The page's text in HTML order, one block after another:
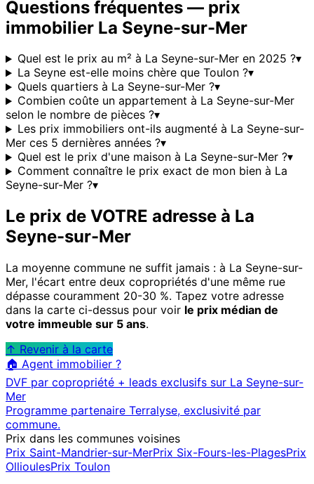
Questions fréquentes — prix
immobilier La Seyne-sur-Mer
Quel est le prix au m² à La Seyne-sur-Mer en 2025 ?▾
La Seyne est-elle moins chère que Toulon ?▾
Quels quartiers à La Seyne-sur-Mer ?▾
Combien coûte un appartement à La Seyne-sur-Mer
selon le nombre de pièces ?▾
Les prix immobiliers ont-ils augmenté à La Seyne-sur-
Mer ces 5 dernières années ?▾
Quel est le prix d'une maison à La Seyne-sur-Mer ?▾
Comment connaître le prix exact de mon bien à La
Seyne-sur-Mer ?▾
Le prix de VOTRE adresse à La
Seyne-sur-Mer
La moyenne commune ne suffit jamais : à La Seyne-sur-
Mer, l'écart entre deux copropriétés d'une même rue
dépasse couramment 20-30 %. Tapez votre adresse
dans la carte ci-dessus pour voir le prix médian de
votre immeuble sur 5 ans.
↑ Revenir à la carte
🏠 Agent immobilier ?
DVF par copropriété + leads exclusifs sur La Seyne-sur-
Mer
Programme partenaire Terralyse, exclusivité par
commune.
Prix dans les communes voisines
Prix Saint-Mandrier-sur-MerPrix Six-Fours-les-PlagesPrix
OllioulesPrix Toulon